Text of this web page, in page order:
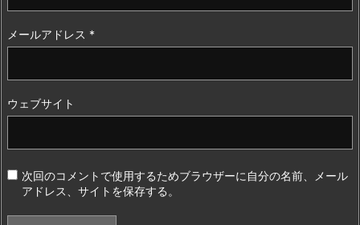
メールアドレス *
ウェブサイト
次回のコメントで使用するためブラウザーに自分の名前、メール
アドレス、サイトを保存する。